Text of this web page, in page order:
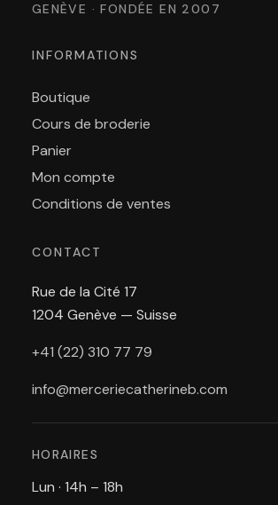
GENÈVE · FONDÉE EN 2007
INFORMATIONS
Boutique
Cours de broderie
Panier
Mon compte
Conditions de ventes
CONTACT
Rue de la Cité 17
1204 Genève — Suisse
+41 (22) 310 77 79
info@merceriecatherineb.com
HORAIRES
Lun · 14h – 18h